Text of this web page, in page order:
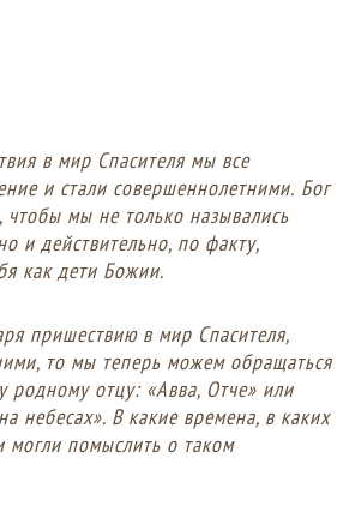
в мир Спасителя мы все
и стали совершеннолетними. Бог
чтобы мы не только назывались
и действительно, по факту,
как дети Божии.
пришествию в мир Спасителя,
то мы теперь можем обращаться
родному отцу: «Авва, Отче» или
небесах». В какие времена, в каких
могли помыслить о таком